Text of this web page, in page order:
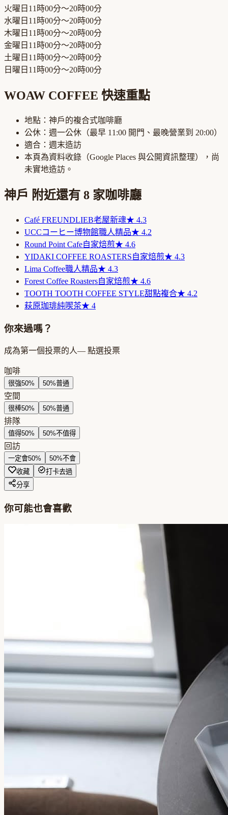
火曜日 11時00分～20時00分
水曜日 11時00分～20時00分
木曜日 11時00分～20時00分
金曜日 11時00分～20時00分
土曜日 11時00分～20時00分
日曜日 11時00分～20時00分
WOAW COFFEE 快速重點
地點： 神戶的複合式咖啡廳
公休： 週一公休 （最早 11:00 開門、最晚營業到 20:00）
適合： 週末造訪
本頁為資料收錄（Google Places 與公開資訊整理），尚
未實地造訪。
神戶 附近還有 8 家咖啡廳
Café FREUNDLIEB老屋新魂★ 4.3
UCCコーヒー博物館職人精品★ 4.2
Round Point Cafe自家焙煎★ 4.6
YIDAKI COFFEE ROASTERS自家焙煎★ 4.3
Lima Coffee職人精品★ 4.3
Forest Coffee Roasters自家焙煎★ 4.6
TOOTH TOOTH COFFEE STYLE甜點複合★ 4.2
萩原珈琲純喫茶★ 4
你來過嗎？
成為第一個投票的人— 點選投票
咖啡
很強50% 50%普通
空間
很棒50% 50%普通
排隊
值得50% 50%不值得
回訪
一定會50% 50%不會
收藏
打卡去過
分享
你可能也會喜歡